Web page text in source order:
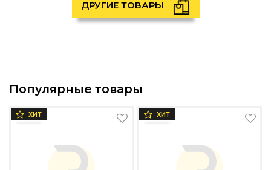
ДРУГИЕ ТОВАРЫ
Популярные товары
ХИТ ХИТ